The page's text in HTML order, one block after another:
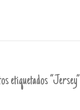
etiquetados “Jersey”